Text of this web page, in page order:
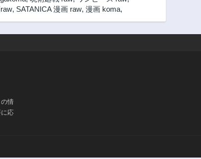
, SATANICA 漫画 raw, 漫画 koma,
情
応